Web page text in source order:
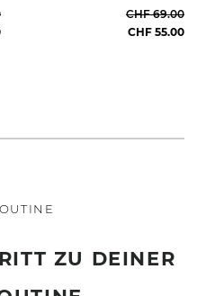
CHF 69.00
CHF 55.00
ZU DEINER